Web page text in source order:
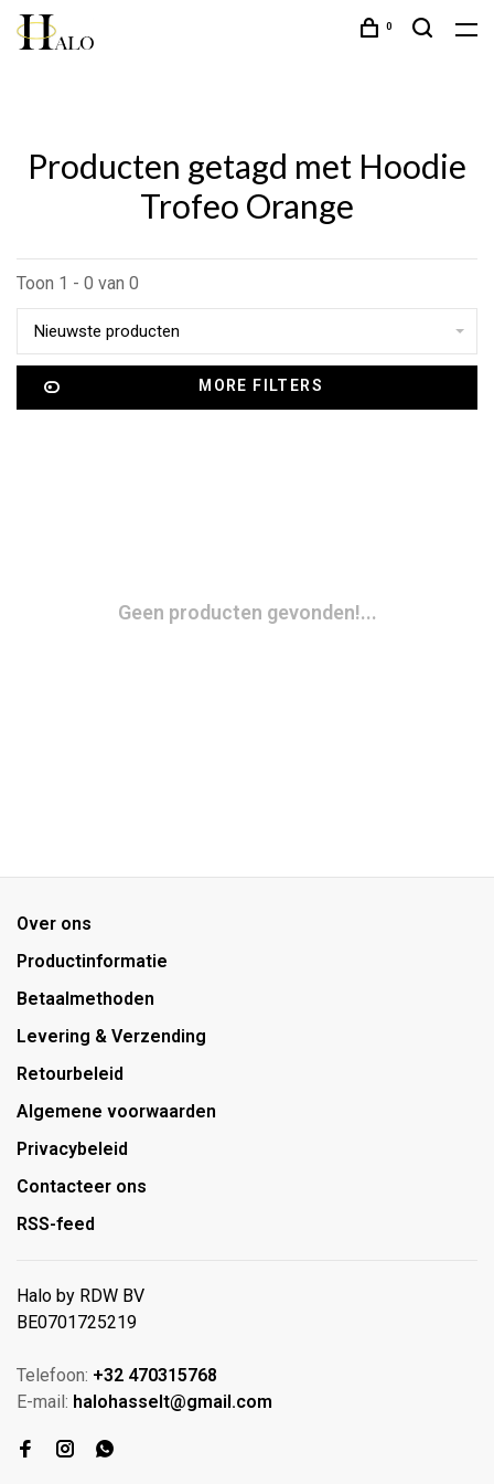
0
Producten getagd met Hoodie
Trofeo Orange
Toon 1 - 0 van 0
Nieuwste producten
MORE FILTERS
Geen producten gevonden!...
Over ons
Productinformatie
Betaalmethoden
Levering & Verzending
Retourbeleid
Algemene voorwaarden
Privacybeleid
Contacteer ons
RSS-feed
Halo by RDW BV
BE0701725219
Telefoon: +32 470315768
E-mail: halohasselt@gmail.com